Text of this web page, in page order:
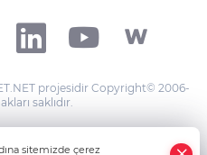
projesidir Copyright© 2006-
saklıdır.
sitemizde çerez